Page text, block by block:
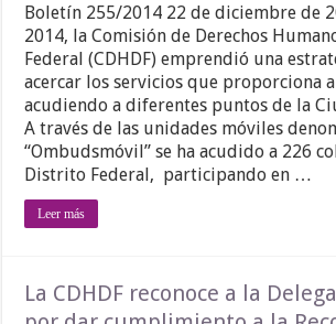
Boletín 255/2014 22 de diciembre de
2014, la Comisión de Derechos
Federal (CDHDF) emprendió una
acercar los servicios que proporciona
acudiendo a diferentes puntos de la
A través de las unidades móviles
“Ombudsmóvil” se ha acudido a 226
Distrito Federal, participando en …
Leer más
La CDHDF reconoce a la